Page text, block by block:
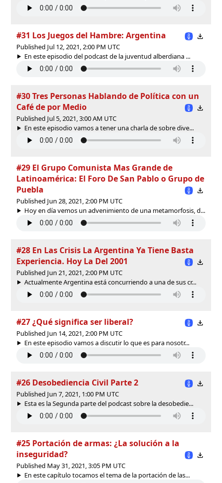
#31 Los Juegos del Hambre: Argentina
Published Jul 12, 2021, 2:00 PM UTC
En este episodio del podcast de la juventud alberdiana ...
#30 Tres Personas Hablando de Política con un
Café de por Medio
Published Jul 5, 2021, 3:00 AM UTC
En este episodio vamos a tener una charla de sobre dive...
#29 El Grupo Comunista Mas Grande de
Latinoamérica: El Foro De San Pablo o Grupo de
Puebla
Published Jun 28, 2021, 2:00 PM UTC
Hoy en día vemos un advenimiento de una metamorfosis, d...
#28 En Las Crisis La Argentina Ya Tiene Basta
Experiencia. Hoy La Del 2001
Published Jun 21, 2021, 2:00 PM UTC
Actualmente Argentina está concurriendo a una de sus cr...
#27 ¿Qué significa ser liberal?
Published Jun 14, 2021, 2:00 PM UTC
En este episodio vamos a discutir lo que es para nosotr...
#26 Desobediencia Civil Parte 2
Published Jun 7, 2021, 1:00 PM UTC
Esta es la Segunda parte del podcast sobre la desobedie...
#25 Portación de armas: ¿La solución a la
inseguridad?
Published May 31, 2021, 3:05 PM UTC
En este capítulo tocamos el tema de la portación de las...